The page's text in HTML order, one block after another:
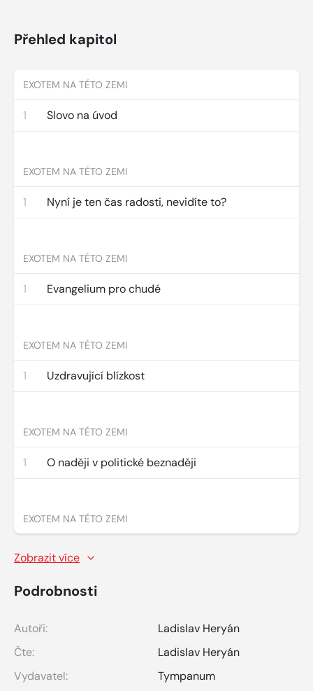
Přehled kapitol
EXOTEM NA TÉTO ZEMI
1 Slovo na úvod
EXOTEM NA TÉTO ZEMI
1 Nyní je ten čas radosti, nevidíte to?
EXOTEM NA TÉTO ZEMI
1 Evangelium pro chudé
EXOTEM NA TÉTO ZEMI
1 Uzdravující blízkost
EXOTEM NA TÉTO ZEMI
1 O naději v politické beznaději
EXOTEM NA TÉTO ZEMI
Zobrazit více
Podrobnosti
Autoři:
Ladislav Heryán
Čte:
Ladislav Heryán
Vydavatel:
Tympanum